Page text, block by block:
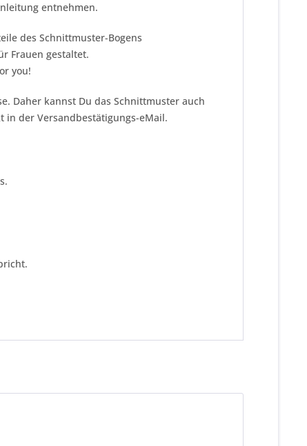
entnehmen.
des Schnittmuster-Bogens
Frauen gestaltet.
you!
Daher kannst Du das Schnittmuster auch
in der Versandbestätigungs-eMail.